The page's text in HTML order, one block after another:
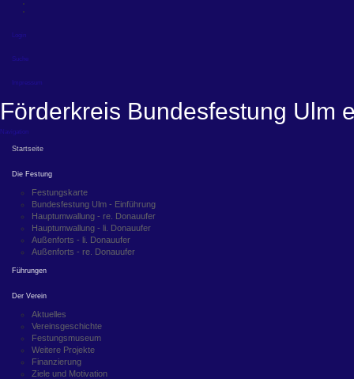
Login
Suche
Impressum
Förderkreis Bundesfestung Ulm
Navigation
Startseite
Die Festung
Festungskarte
Bundesfestung Ulm - Einführung
Hauptumwallung - re. Donauufer
Hauptumwallung - li. Donauufer
Außenforts - li. Donauufer
Außenforts - re. Donauufer
Führungen
Der Verein
Aktuelles
Vereinsgeschichte
Festungsmuseum
Weitere Projekte
Finanzierung
Ziele und Motivation